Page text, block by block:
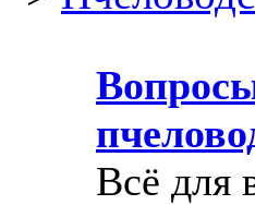
Всё для